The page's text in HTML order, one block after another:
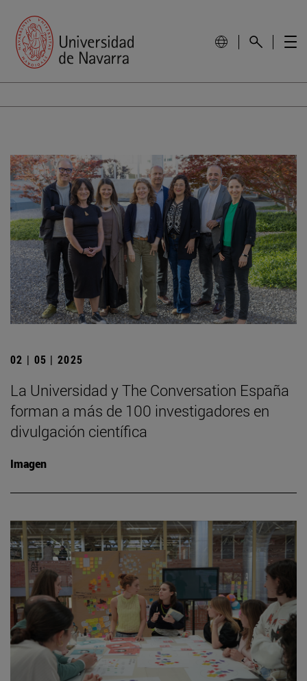
02 | 05 | 2025
La Universidad y The Conversation España
forman a más de 100 investigadores en
divulgación científica
Imagen